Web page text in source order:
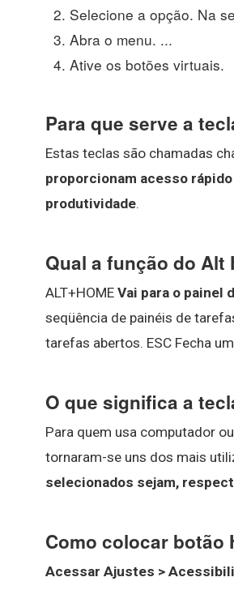
Selecione a opção. Na
Abra o menu. ...
Ative os botões virtuais.
Para que serve a
Estas teclas são chamadas
proporcionam acesso
produtividade.
Qual a função do Alt
ALT+HOME Vai para o painel
seqüência de painéis de
tarefas abertos. ESC Fecha
O que significa a
Para quem usa computador
tornaram-se uns dos mais
selecionados sejam,
Como colocar botão
Acessar Ajustes >